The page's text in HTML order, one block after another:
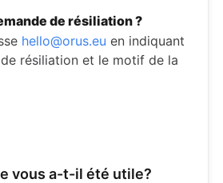
de résiliation ?
hello@orus.eu en indiquant
résiliation et le motif de la
vous a-t-il été utile?